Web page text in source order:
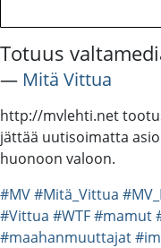
Totuus
― Mitä Vittua
http://mvlehti.net
jättää uutisoimatta
huonoon valoon.
#MV#Mitä_Vittua
#Vittua #WTF#mamut
#maahanmuuttajat